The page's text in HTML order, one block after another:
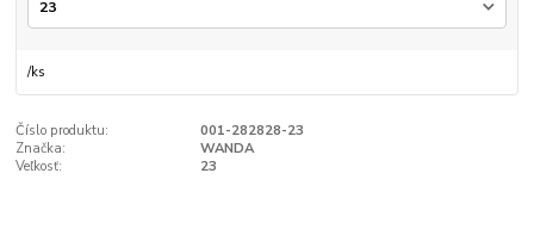
/ks
Číslo produktu:
001-282828-23
Značka:
WANDA
Veľkosť:
23